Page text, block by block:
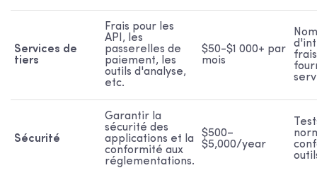
Services de
tiers
Frais pour les
API, les
passerelles de
paiement, les
outils d'analyse,
etc.
$50-$1 000+ par
mois
Sécurité
Garantir la
sécurité des
applications et la
conformité aux
réglementations.
$500–
$5,000/year